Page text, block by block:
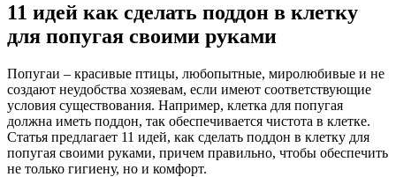
11 идей как сделать поддон в клетку
для попугая своими руками
Попугаи – красивые птицы, любопытные, миролюбивые и не
создают неудобства хозяевам, если имеют соответствующие
условия существования. Например, клетка для попугая
должна иметь поддон, так обеспечивается чистота в клетке.
Статья предлагает 11 идей, как сделать поддон в клетку для
попугая своими руками, причем правильно, чтобы обеспечить
не только гигиену, но и комфорт.